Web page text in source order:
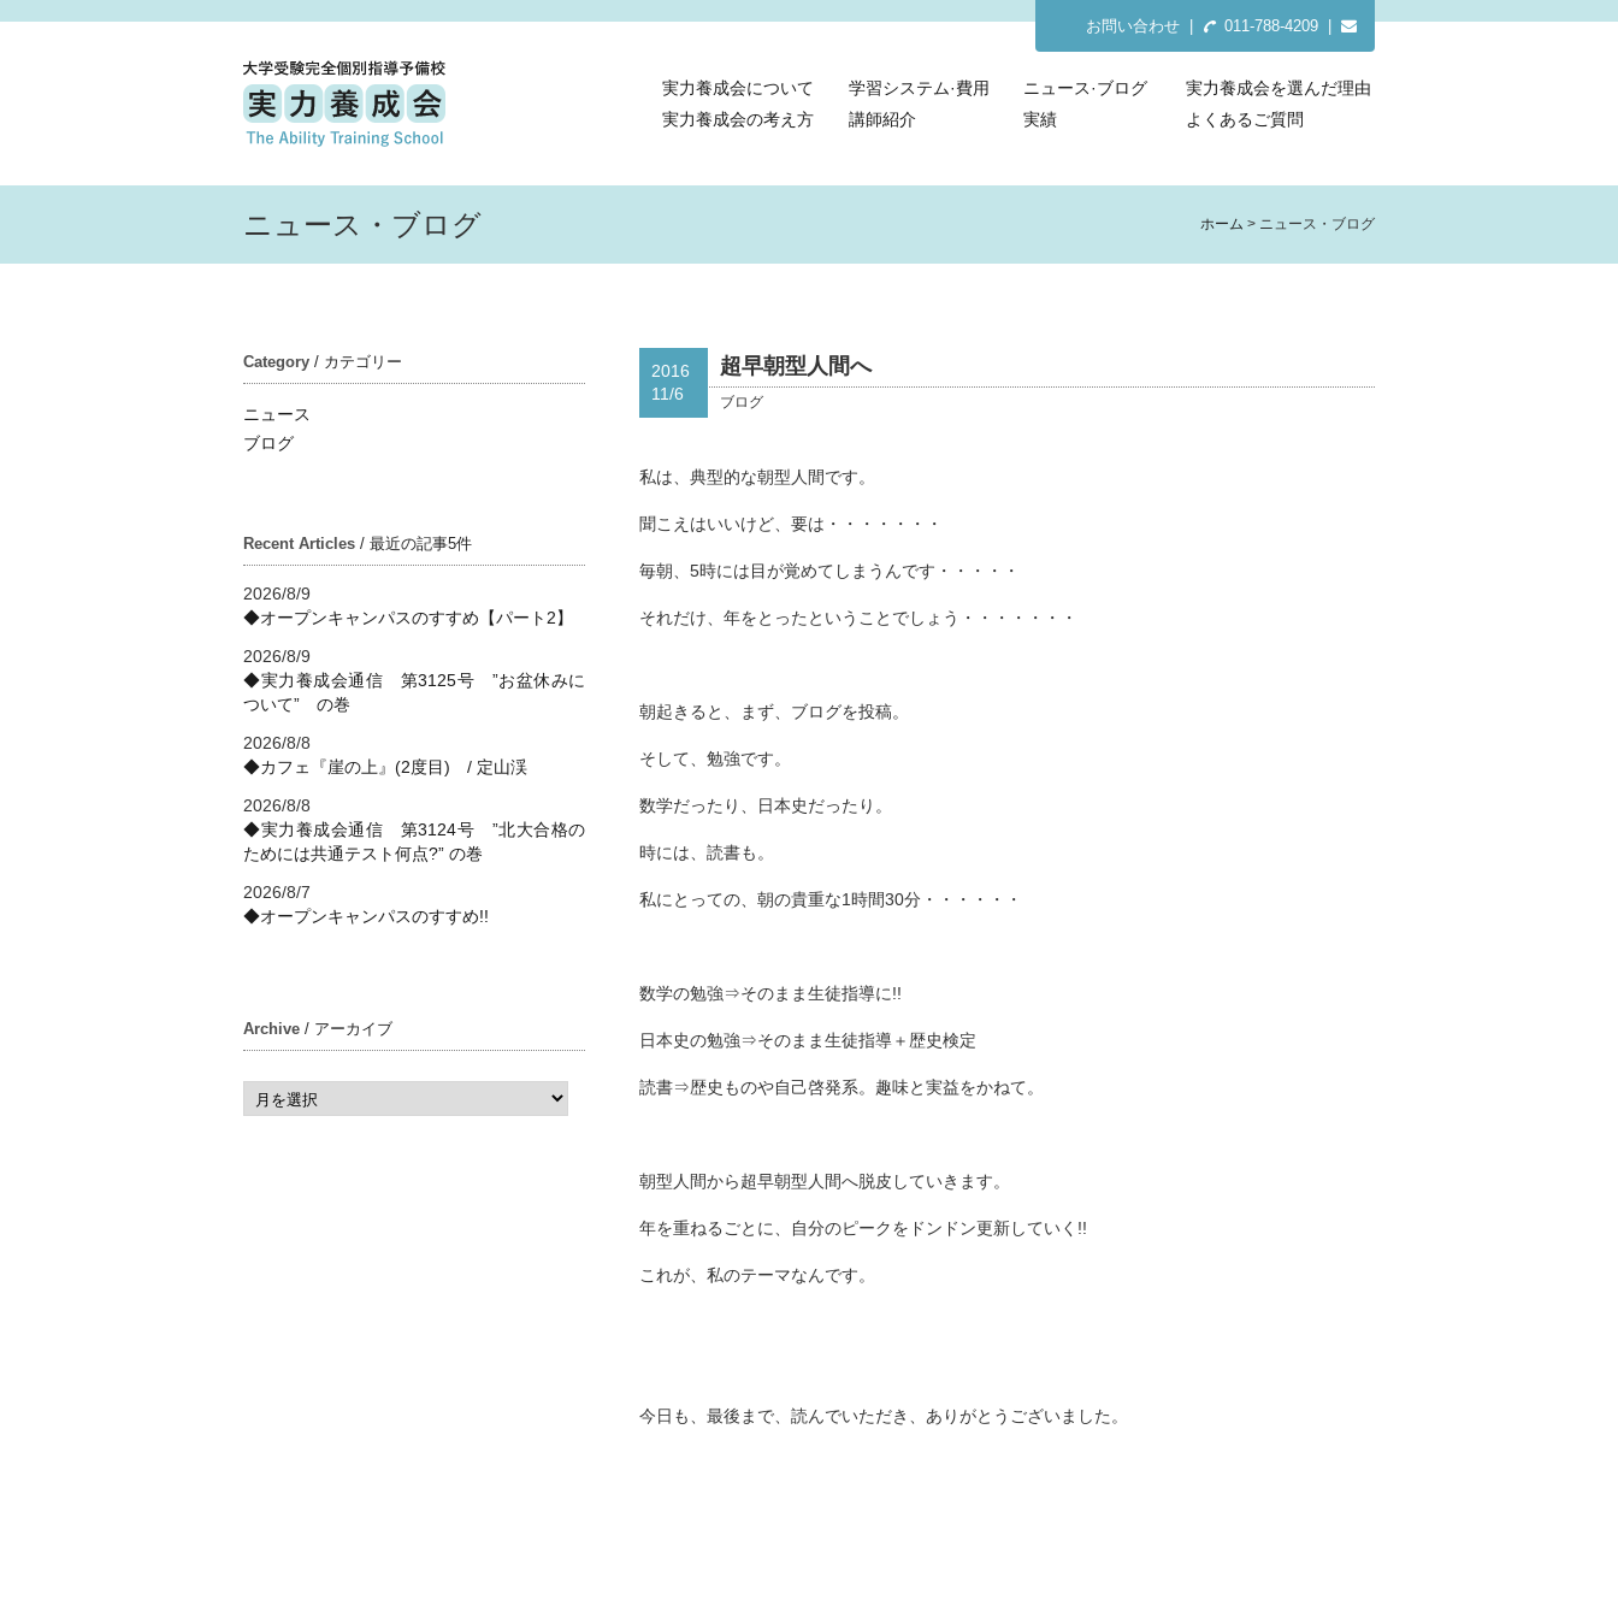
お問い合わせ 011-788-4209 |
実力養成会について 学習システム·費用 ニュース·ブログ
実力養成会を選んだ理由
実力養成会の考え方
講師紹介 実績 よくあるご質問
ニュース・ブログ ホーム ニュース・ブログ
Category / カテゴリー
ニュース
ブログ
Recent Articles / 最近の記事5件
2026/8/9
◆オープンキャンパスのすすめ【パート2】
2026/8/9
◆実力養成会通信 第3125号 ”お盆休みに
ついて” の巻
2026/8/8
◆カフェ『崖の上』(2度目) / 定山渓
2026/8/8
◆実力養成会通信 第3124号 ”北大合格の
ためには共通テスト何点?” の巻
2026/8/7
◆オープンキャンパスのすすめ!!
Archive / アーカイブ
2016
11/6
超早朝型人間へ
ブログ
私は、典型的な朝型人間です。
聞こえはいいけど、要は・・・・・・・
毎朝、5時には目が覚めてしまうんです・・・・・
それだけ、年をとったということでしょう・・・・・・・
朝起きると、まず、ブログを投稿。
そして、勉強です。
数学だったり、日本史だったり。
時には、読書も。
私にとっての、朝の貴重な1時間30分・・・・・・
数学の勉強⇒そのまま生徒指導に!!
日本史の勉強⇒そのまま生徒指導＋歴史検定
読書⇒歴史ものや自己啓発系。趣味と実益をかねて。
朝型人間から超早朝型人間へ脱皮していきます。
年を重ねるごとに、自分のピークをドンドン更新していく!!
これが、私のテーマなんです。
今日も、最後まで、読んでいただき、ありがとうございました。